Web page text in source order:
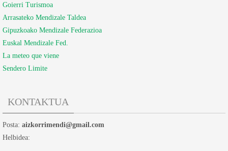
Goierri Turismoa
Arrasateko Mendizale Taldea
Gipuzkoako Mendizale Federazioa
Euskal Mendizale Fed.
La meteo que viene
Sendero Limite
KONTAKTUA
Posta: aizkorrimendi@gmail.com
Helbidea: